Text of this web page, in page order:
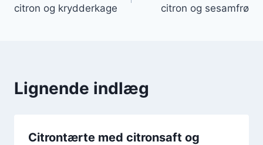
citron og krydderkage
citron og sesamfrø
Lignende indlæg
Citrontærte med citronsaft og